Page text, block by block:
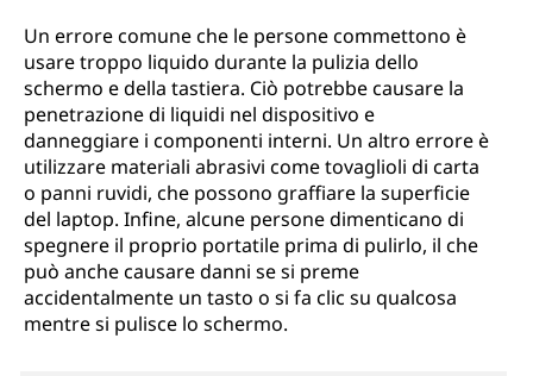
Un errore comune che le persone commettono è
usare troppo liquido durante la pulizia dello
schermo e della tastiera. Ciò potrebbe causare la
penetrazione di liquidi nel dispositivo e
danneggiare i componenti interni. Un altro errore è
utilizzare materiali abrasivi come tovaglioli di carta
o panni ruvidi, che possono graffiare la superficie
del laptop. Infine, alcune persone dimenticano di
spegnere il proprio portatile prima di pulirlo, il che
può anche causare danni se si preme
accidentalmente un tasto o si fa clic su qualcosa
mentre si pulisce lo schermo.